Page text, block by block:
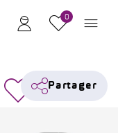
0
Partager